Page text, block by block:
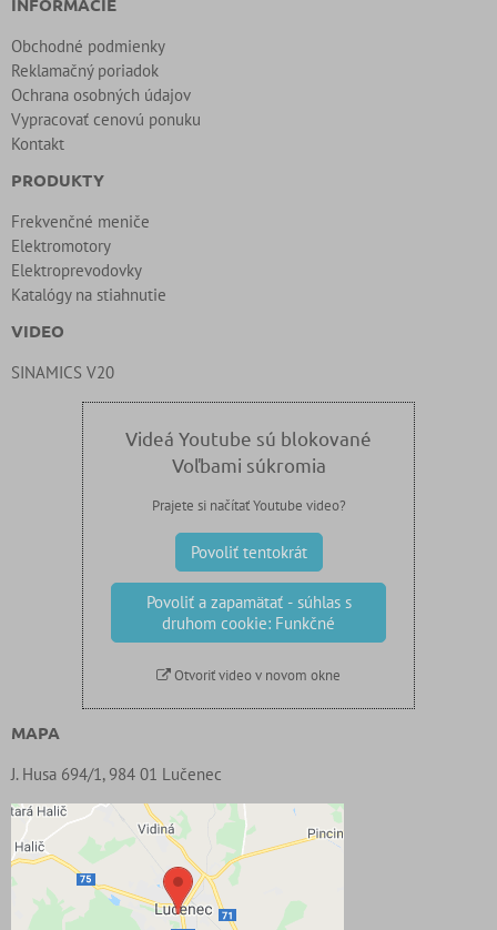
INFORMÁCIE
Obchodné podmienky
Reklamačný poriadok
Ochrana osobných údajov
Vypracovať cenovú ponuku
Kontakt
PRODUKTY
Frekvenčné meniče
Elektromotory
Elektroprevodovky
Katalógy na stiahnutie
VIDEO
SINAMICS V20
Videá Youtube sú blokované
Voľbami súkromia
Prajete si načítať Youtube video?
Povoliť tentokrát
Povoliť a zapamätať - súhlas s
druhom cookie: Funkčné
Otvoriť video v novom okne
MAPA
J. Husa 694/1, 984 01 Lučenec